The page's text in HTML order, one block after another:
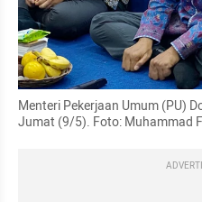
Menteri Pekerjaan Umum (PU)
Jumat (9/5). Foto: Muhammad